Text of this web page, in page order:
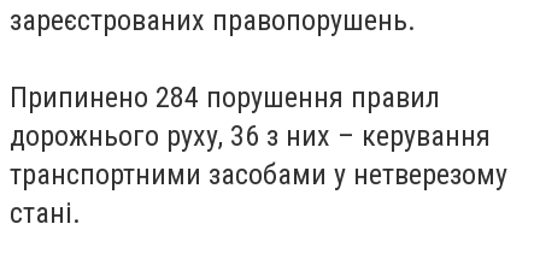
зареєстрованих правопорушень.
Припинено 284 порушення правил
дорожнього руху, 36 з них – керування
транспортними засобами у нетверезому
стані.